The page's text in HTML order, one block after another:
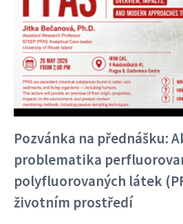
Pozvánka na přednášku:
problematika
polyfluorovaných látek
životním prostředí